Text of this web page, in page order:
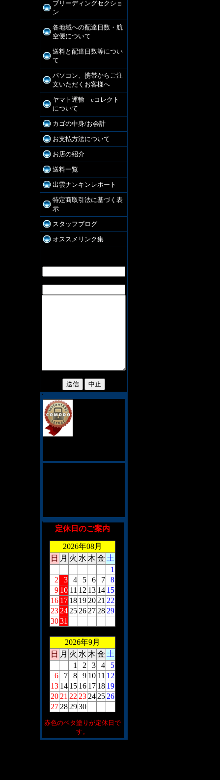
ブリーディングセクショ
ン
各地域への配達日数・航
空便について
送料と配達日数等につい
て
パソコン、携帯からご注
文いただくお客様へ
ヤマト運輸 eコレクト
について
カゴの中身/お会計
お支払方法について
お店の紹介
送料一覧
出雲ナンキンレポート
特定商取引法に基づく表
示
スタッフブログ
オススメリンク集
定休日のご案内
2026年08月
日 月 火 水 木 金 土
1
2
3 4 5 6 7
8
9 10 11 12 13 14 15
16 17 18 19 20 21 22
23 24 25 26 27 28 29
3031
2026年9月
日 月 火 水 木 金 土
1
2 3 4
5
6
7 8 9 10 11 12
13 14 15 16 17 18 19
20 21 22 23 24 25 26
27 28 2930
赤色のベタ塗りが定休日で
す。